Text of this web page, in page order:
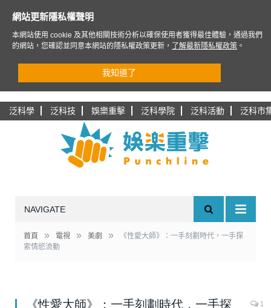
泛科學 泛科技 娛樂重擊 泛科學院 泛科活動 泛科市
NAVIGATE
首頁 » 電視 » 美劇 »
《性愛大師》：一手刻劃時代，一手探
索情慾流動
《性愛大師》：一手刻劃時代，一手探
1
網站更新隱私權聲明
本網站使用 cookie 及其他相關技術分析以確保使用者獲得最佳體驗，通過我們
的網站，您確認並同意本網站的隱私權政策更新，
了解最新隱私權政策 。
我知道了